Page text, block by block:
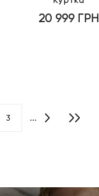
20 999 ГРН
3 ...